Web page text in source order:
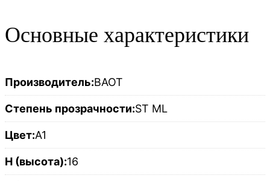
Основные характеристики
Производитель:BAOT
Степень прозрачности:ST ML
Цвет:A1
H (высота):16